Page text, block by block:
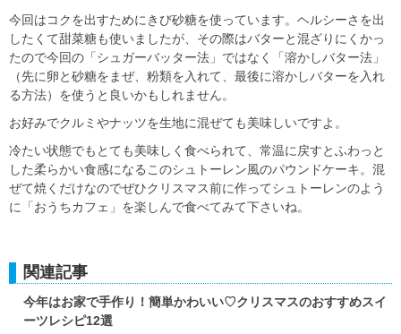
今回はコクを出すためにきび砂糖を使っています。ヘルシーさを出
したくて甜菜糖も使いましたが、その際はバターと混ざりにくかっ
たので今回の「シュガーバッター法」ではなく「溶かしバター法」
（先に卵と砂糖をまぜ、粉類を入れて、最後に溶かしバターを入れ
る方法）を使うと良いかもしれません。
お好みでクルミやナッツを生地に混ぜても美味しいですよ。
冷たい状態でもとても美味しく食べられて、常温に戻すとふわっと
した柔らかい食感になるこのシュトーレン風のパウンドケーキ。混
ぜて焼くだけなのでぜひクリスマス前に作ってシュトーレンのよう
に「おうちカフェ」を楽しんで食べてみて下さいね。
関連記事
今年はお家で手作り！簡単かわいい♡クリスマスのおすすめスイ
ーツレシピ12選